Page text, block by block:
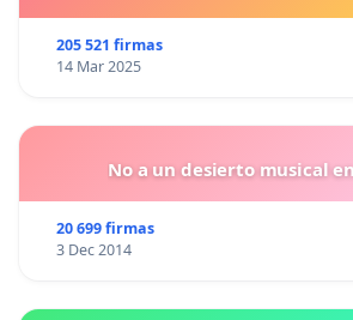
205 521 firmas
14 Mar 2025
No a un desierto musical
20 699 firmas
3 Dec 2014